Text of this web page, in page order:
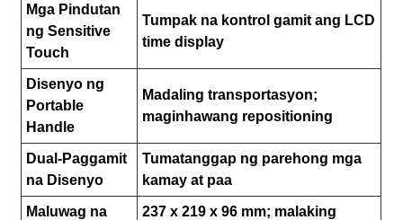
Mga Pindutan
ng Sensitive
Touch
Tumpak na kontrol gamit ang LCD
time display
Disenyo ng
Portable
Handle
Madaling transportasyon;
maginhawang repositioning
Dual-Paggamit
na Disenyo
Tumatanggap ng parehong mga
kamay at paa
Maluwag na
237 x 219 x 96 mm; malaking